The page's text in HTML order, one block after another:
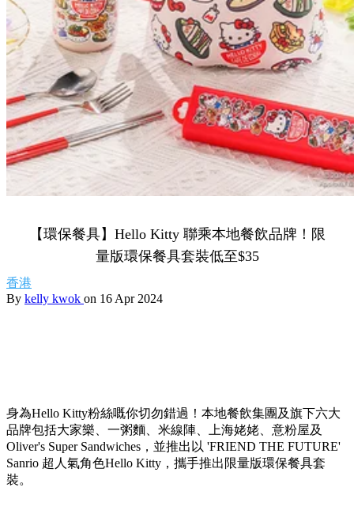
【環保餐具】Hello Kitty 聯乘本地餐飲品牌！限
量版環保餐具套裝低至$35
香港
By kelly kwok on 16 Apr 2024
身為Hello Kitty粉絲嘅你切勿錯過！本地餐飲集團及旗下六大
品牌包括大家樂、一粥麵、米線陣、上海姥姥、意粉屋及
Oliver's Super Sandwiches，並推出以 'FRIEND THE FUTURE'
Sanrio 超人氣角色Hello Kitty，攜手推出限量版環保餐具套
裝。